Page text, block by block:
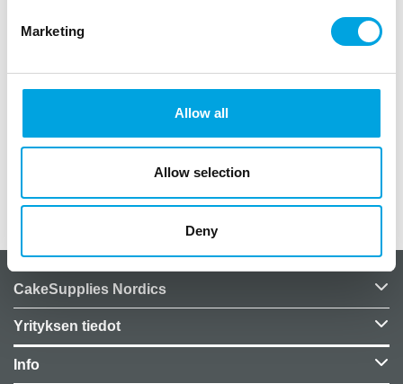
Marketing
Allow all
Allow selection
Deny
Kiinnitä pienet kortit lahjakasseihin, lasipulloihin tai
käytä muutoin kattauksissa sekä koristelussa.
pakkauksessa 8kpl
väreissä valko-kulta
Lisätiedot
CakeSupplies Nordics
Yrityksen tiedot
Info